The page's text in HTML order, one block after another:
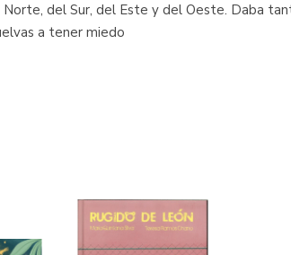
del Sur, del Este y del Oeste. Daba
a tener miedo